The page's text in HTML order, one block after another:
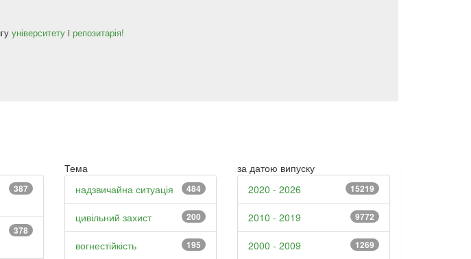
університету i репозитарія!
387
378
Тема
484
надзвичайна ситуація
200
цивільний захист
195
вогнестійкість
за датою випуску
15219
2020 - 2026
9772
2010 - 2019
1269
2000 - 2009